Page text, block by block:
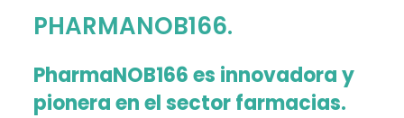
PHARMANOB166.
PharmaNOB166 es innovadora y
pionera en el sector farmacias.